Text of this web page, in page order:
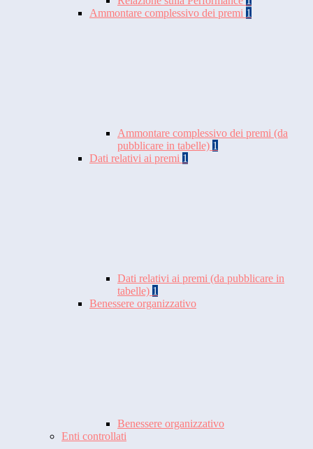
Ammontare complessivo dei premi 1
Ammontare complessivo dei premi (da
pubblicare in tabelle) 1
Dati relativi ai premi 1
Dati relativi ai premi (da pubblicare in
tabelle) 1
Benessere organizzativo
Benessere organizzativo
Enti controllati